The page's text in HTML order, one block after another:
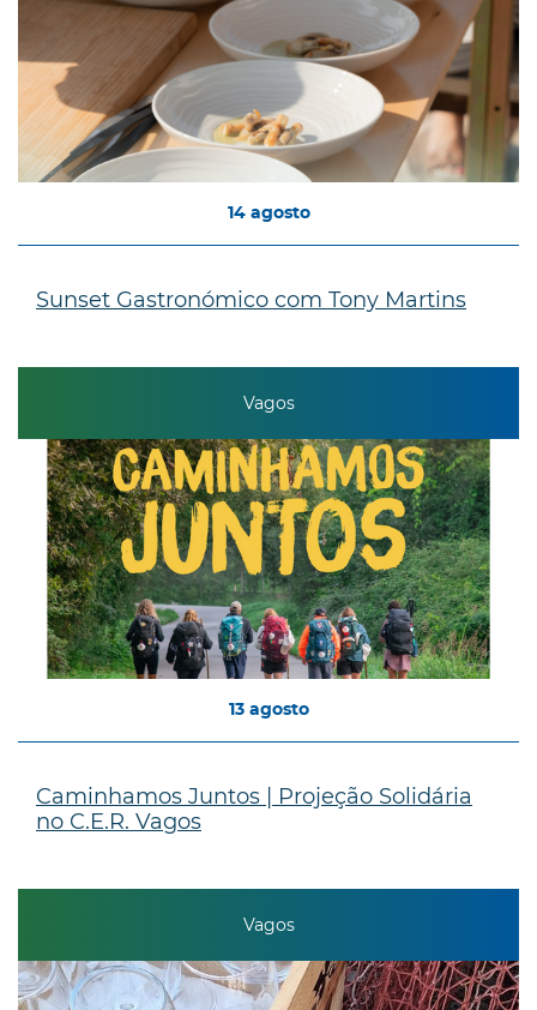
14 agosto
Sunset Gastronómico com Tony Martins
Vagos
13 agosto
Caminhamos Juntos | Projeção Solidária
no C.E.R. Vagos
Vagos